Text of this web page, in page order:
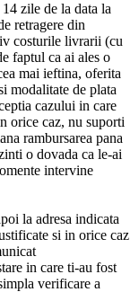
zile de la data la
retragere din
costurile livrarii (cu
faptul ca ai ales o
mai ieftina, oferita
modalitate de plata
cazului in care
orice caz, nu suporti
rambursarea pana
o dovada ca le-ai
intervine
la adresa indicata
si in orice caz
in care ti-au fost
verificare a